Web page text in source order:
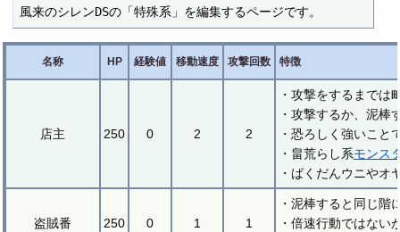
風来のシレンDSの「特殊系」を編集するページです。
名称 HP 経験値 移動速度 攻撃回数 特徴
店主 250 0 2 2
・攻撃をするまでは
・攻撃するか、泥棒
・恐ろしく強いこ
・畠荒らし系モンス
・ばくだんウニや
盗賊番 250 0 1 1
・泥棒すると同じ階
・倍速行動ではない